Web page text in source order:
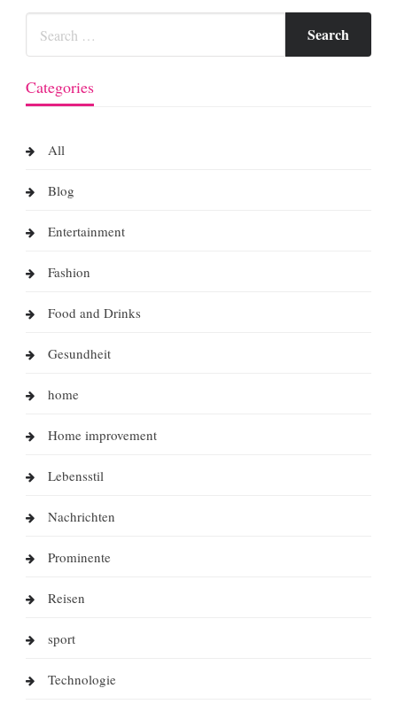
Categories
All
Blog
Entertainment
Fashion
Food and Drinks
Gesundheit
home
Home improvement
Lebensstil
Nachrichten
Prominente
Reisen
sport
Technologie